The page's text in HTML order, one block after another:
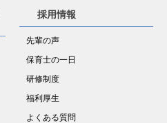
採用情報
先輩の声
保育士の一日
研修制度
福利厚生
よくある質問